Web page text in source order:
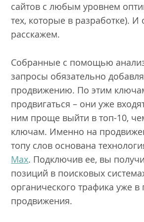
сайтов с любым уровнем
тех, которые в разработке).
расскажем.
Собранные с помощью
запросы обязательно
продвижению. По этим
продвигаться – они уже
ним проще выйти в топ-10,
ключам. Именно на
топу слов основана
Max. Подключив ее, вы
позиций в поисковых
органического трафика уже
продвижения.